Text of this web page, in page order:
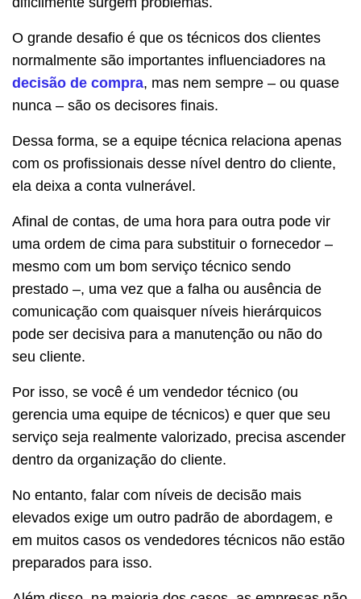
O grande desafio é que os técnicos dos clientes
normalmente são importantes influenciadores na
decisão de compra, mas nem sempre – ou quase
nunca – são os decisores finais.
Dessa forma, se a equipe técnica relaciona apenas
com os profissionais desse nível dentro do cliente,
ela deixa a conta vulnerável.
Afinal de contas, de uma hora para outra pode vir
uma ordem de cima para substituir o fornecedor –
mesmo com um bom serviço técnico sendo
prestado –, uma vez que a falha ou ausência de
comunicação com quaisquer níveis hierárquicos
pode ser decisiva para a manutenção ou não do
seu cliente.
Por isso, se você é um vendedor técnico (ou
gerencia uma equipe de técnicos) e quer que seu
serviço seja realmente valorizado, precisa ascender
dentro da organização do cliente.
No entanto, falar com níveis de decisão mais
elevados exige um outro padrão de abordagem, e
em muitos casos os vendedores técnicos não estão
preparados para isso.